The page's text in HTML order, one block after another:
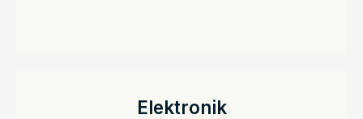
Elektronik